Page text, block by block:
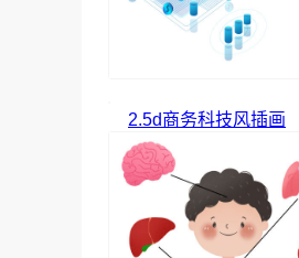
2.5d商务科技风插画